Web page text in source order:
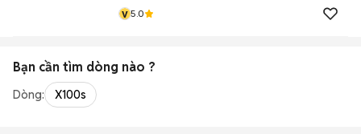
v 5.0
Bạn cần tìm dòng nào ?
Dòng: X100s